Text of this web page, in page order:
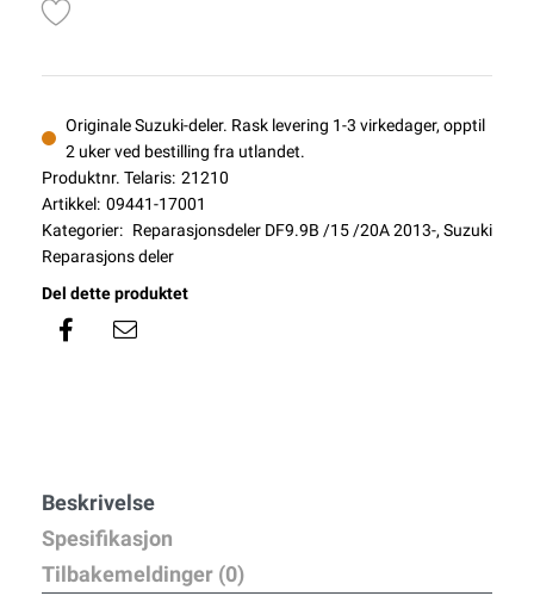
Originale Suzuki-deler. Rask levering 1-3 virkedager, opptil
2 uker ved bestilling fra utlandet.
Produktnr. Telaris: 21210
Artikkel: 09441-17001
Kategorier: Reparasjonsdeler DF9.9B /15 /20A 2013-, Suzuki
Reparasjons deler
Del dette produktet
Beskrivelse
Spesifikasjon
Tilbakemeldinger (0)